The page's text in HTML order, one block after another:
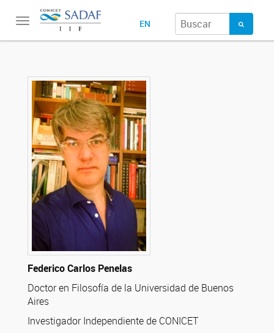
Toggle
EN
Federico Carlos Penelas
Doctor en Filosofía de la Universidad de Buenos
Aires
Investigador Independiente de CONICET